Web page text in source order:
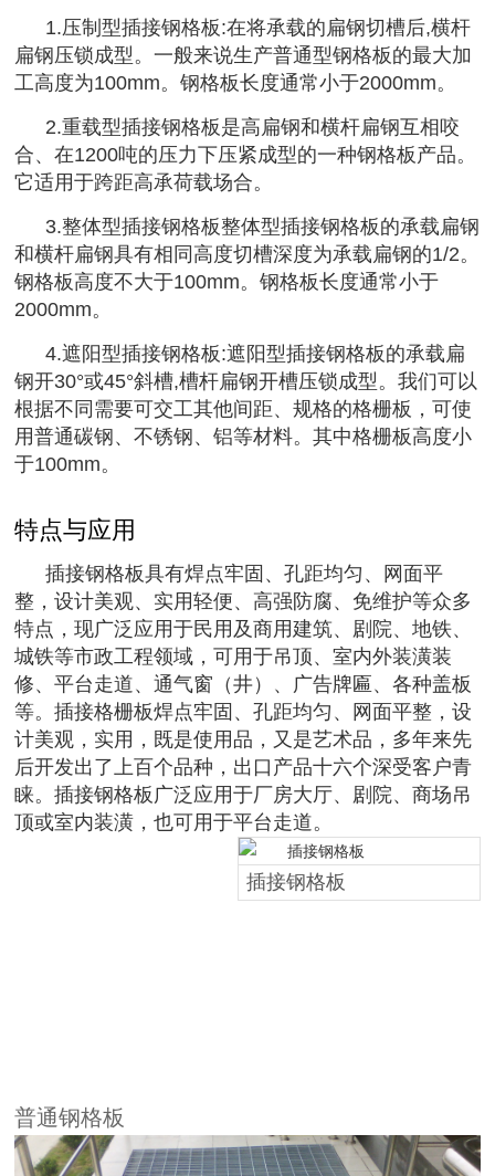
1.压制型插接钢格板:在将承载的扁钢切槽后,横杆
扁钢压锁成型。一般来说生产普通型钢格板的最大加
工高度为100mm。钢格板长度通常小于2000mm。
2.重载型插接钢格板是高扁钢和横杆扁钢互相咬
合、在1200吨的压力下压紧成型的一种钢格板产品。
它适用于跨距高承荷载场合。
3.整体型插接钢格板整体型插接钢格板的承载扁钢
和横杆扁钢具有相同高度切槽深度为承载扁钢的1/2。
钢格板高度不大于100mm。钢格板长度通常小于
2000mm。
4.遮阳型插接钢格板:遮阳型插接钢格板的承载扁
钢开30°或45°斜槽,槽杆扁钢开槽压锁成型。我们可以
根据不同需要可交工其他间距、规格的格栅板，可使
用普通碳钢、不锈钢、铝等材料。其中格栅板高度小
于100mm。
特点与应用
插接钢格板具有焊点牢固、孔距均匀、网面平
整，设计美观、实用轻便、高强防腐、免维护等众多
特点，现广泛应用于民用及商用建筑、剧院、地铁、
城铁等市政工程领域，可用于吊顶、室内外装潢装
修、平台走道、通气窗（井）、广告牌匾、各种盖板
等。插接格栅板焊点牢固、孔距均匀、网面平整，设
计美观，实用，既是使用品，又是艺术品，多年来先
后开发出了上百个品种，出口产品十六个深受客户青
睐。插接钢格板广泛应用于厂房大厅、剧院、商场吊
顶或室内装潢，也可用于平台走道。
插接钢格板
普通钢格板